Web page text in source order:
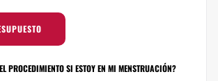
PROCEDIMIENTO SI ESTOY EN MI MENSTRUACIÓN?